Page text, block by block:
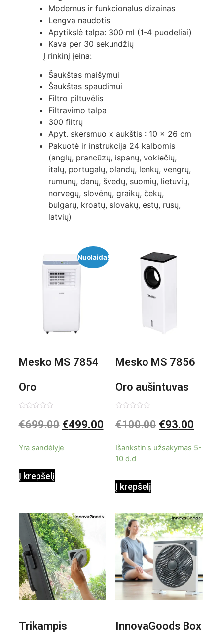
Modernus ir funkcionalus dizainas
Lengva naudotis
Apytikslė talpa: 300 ml (1-4 puodeliai)
Kava per 30 sekundžių
Į rinkinį įeina:
Šaukštas maišymui
Šaukštas spaudimui
Filtro piltuvėlis
Filtravimo talpa
300 filtrų
Apyt. skersmuo x aukštis : 10 x 26 cm
Pakuotė ir instrukcija 24 kalbomis
(anglų, prancūzų, ispanų, vokiečių,
italų, portugalų, olandų, lenkų, vengrų,
rumunų, danų, švedų, suomių, lietuvių,
norvegų, slovėnų, graikų, čekų,
bulgarų, kroatų, slovakų, estų, rusų,
latvių)
Nuolaida!
Mesko MS 7854
Oro
kondicionierius
0
iš
€699.00 €499.00
Yra sandėlyje
Į krepšelį
Mesko MS 7856
Oro aušintuvas
be ašmenų 3in1
0
iš
€100.00 €93.00
Išankstinis užsakymas 5-
10 d.d
Į krepšelį
Trikampis
InnovaGoods Box